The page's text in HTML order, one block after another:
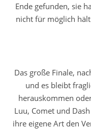
Ende gefunden, sie
nicht für möglich
Das große Finale,
und es bleibt
herauskommen
Luu, Comet und
ihre eigene Art den